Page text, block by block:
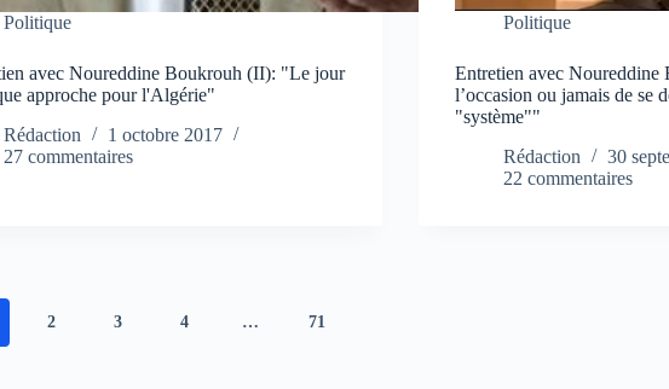
Politique
avec Noureddine Boukrouh (II): "Le jour
approche pour l'Algérie"
Rédaction
1 octobre 2017
27 commentaires
Politique
Entretien avec Noureddine
l’occasion ou jamais de se
"système""
Rédaction
30
22 commentaires
2 3 4 … 71